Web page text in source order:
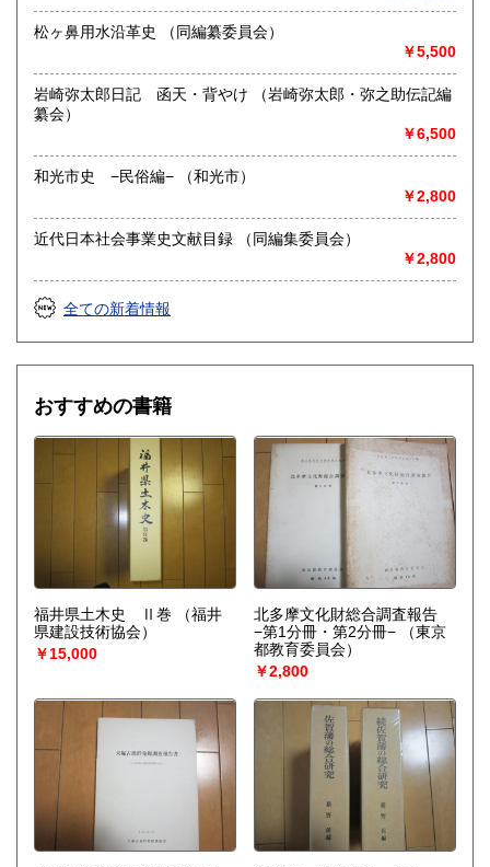
松ヶ鼻用水沿革史 （同編纂委員会）
￥5,500
岩崎弥太郎日記 函天・背やけ （岩崎弥太郎・弥之助伝記編
纂会）
￥6,500
和光市史 −民俗編− （和光市）
￥2,800
近代日本社会事業史文献目録 （同編集委員会）
￥2,800
全ての新着情報
おすすめの書籍
福井県土木史 Ⅱ巻
（福井
県建設技術協会）
￥15,000
北多摩文化財総合調査報告
−第1分冊・第2分冊−
（東京
都教育委員会）
￥2,800